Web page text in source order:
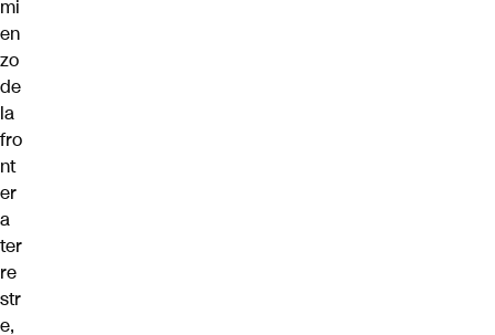
mi
en
zo
de
la
fro
nt
er
a
ter
re
str
e,